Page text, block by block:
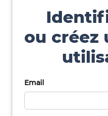
ou créez
Email